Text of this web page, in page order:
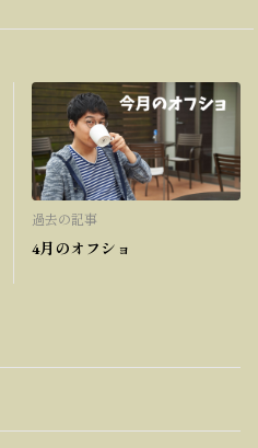
過去の記事
4月のオフショ